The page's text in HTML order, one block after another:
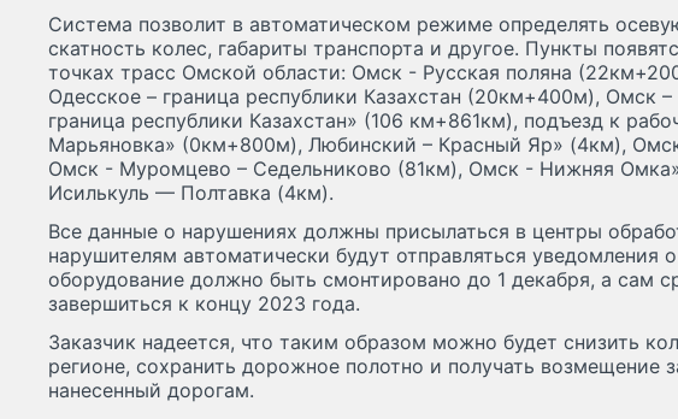
Система позволит в автоматическом режиме определять
скатность колес, габариты транспорта и другое. Пункты
точках трасс Омской области: Омск - Русская поляна
Одесское – граница республики Казахстан (20км+400м), Омск
граница республики Казахстан» (106 км+861км), подъезд к
Марьяновка» (0км+800м), Любинский – Красный Яр» (4км),
Омск - Муромцево – Седельниково (81км), Омск - Нижняя
Исилькуль — Полтавка (4км).
Все данные о нарушениях должны присылаться в центры
нарушителям автоматически будут отправляться уведомления
оборудование должно быть смонтировано до 1 декабря, а сам
завершиться к концу 2023 года.
Заказчик надеется, что таким образом можно будет снизить
регионе, сохранить дорожное полотно и получать возмещение
нанесенный дорогам.